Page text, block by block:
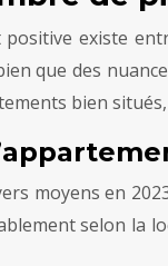
existe
que des
bien
moyens en
selon la